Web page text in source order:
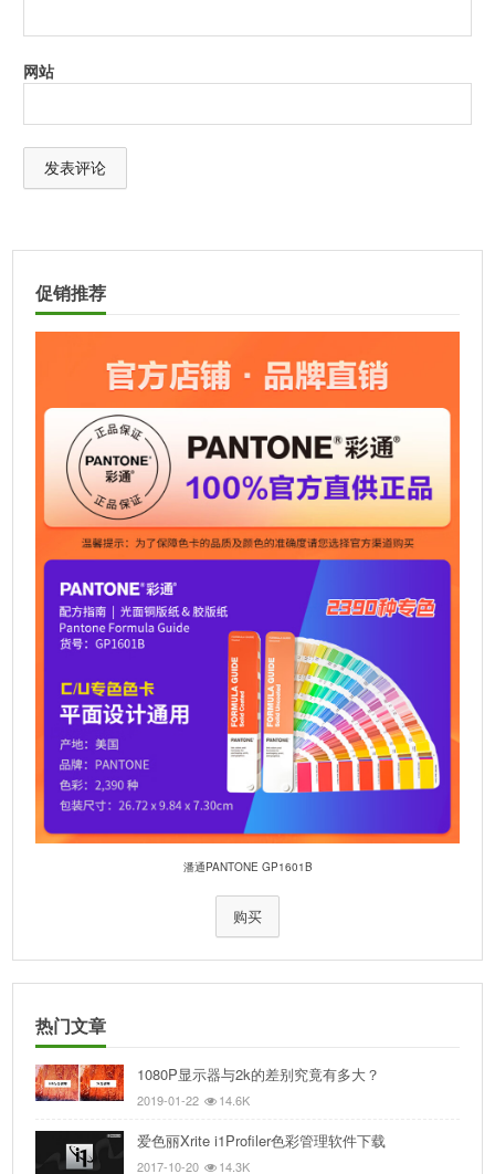
网站
l
促销推荐
潘通PANTONE GP1601B
购买
热门文章
1080P显示器与2k的差别究竟有多大？
2019-01-22 14.6K
爱色丽Xrite i1Profiler色彩管理软件下载
2017-10-20 14.3K